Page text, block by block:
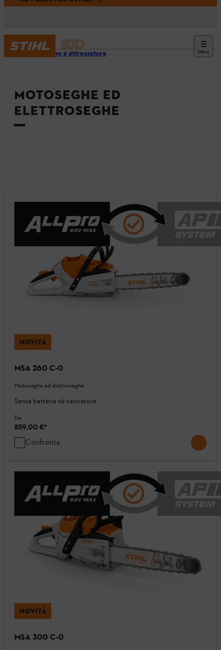
Menù
Macchine e attrezzature
MOTOSEGHE ED
ELETTROSEGHE
NOVITÀ
MSA 260 C-0
Motoseghe ed elettroseghe
Senza batteria nè caricatore
Da
859,00 €*
Confronta
NOVITÀ
MSA 300 C-0